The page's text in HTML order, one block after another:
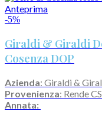
Anteprima
-5%
Giraldi & Giraldi
Cosenza DOP
Azienda: Giraldi &
Provenienza: Rende CS
Annata: